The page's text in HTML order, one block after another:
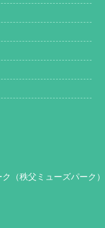
（秩父ミューズパーク）